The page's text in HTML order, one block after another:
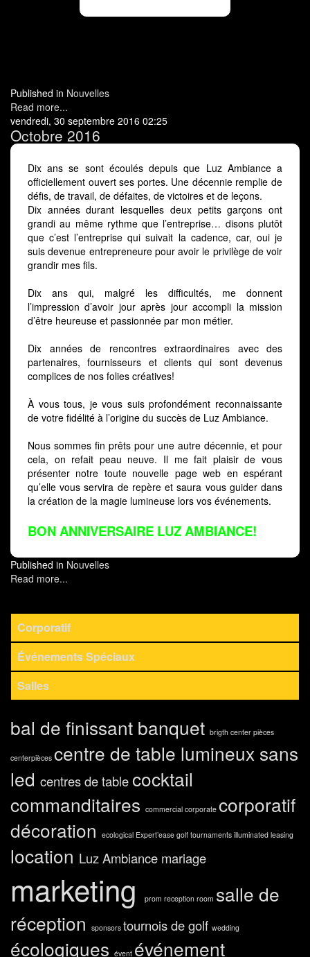
Published in Nouvelles
Read more...
vendredi, 30 septembre 2016 02:25
Octobre 2016
Dix ans se sont écoulés depuis que Luz Ambiance a
officiellement ouvert ses portes. Une décennie remplie de
défis, de travail, de défaites, de victoires et de leçons.
Dix années durant lesquelles deux petits garçons ont
grandi au même rythme que l’entreprise… disons plutôt
que c’est l’entreprise qui suivait la cadence, car, oui je
suis devenue entrepreneure pour avoir le privilège de voir
grandir mes fils.
Dix ans qui, malgré les difficultés, me donnent
l’impression d’avoir jour après jour accompli la mission
d’être heureuse et passionnée par mon métier.
Dix années de rencontres extraordinaires avec des
partenaires, fournisseurs et clients qui sont devenus
complices de nos folies créatives!
À vous tous, je vous suis profondément reconnaissante
de votre fidélité à l’origine du succès de Luz Ambiance.
Nous sommes fin prêts pour une autre décennie, et pour
cela, on refait peau neuve. Il me fait plaisir de vous
présenter notre toute nouvelle page web en espérant
qu’elle vous servira de repère et saura vous guider dans
la création de la magie lumineuse lors vos événements.
BON ANNIVERSAIRE LUZ AMBIANCE!
Published in Nouvelles
Read more...
Corporatif
Événements Spéciaux
Salles
bal de finissant banquet brigth center pièces
centerpièces centre de table lumineux sans
led centres de tablecocktail
commanditaires commercial corporate corporatif
décoration ecological Expert’ease golf tournaments illuminated leasing
location Luz Ambiance mariage
marketing prom reception room salle de
réception sponsors tournois de golf wedding
écologiques évent événement